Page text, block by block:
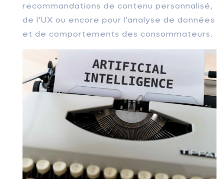
recommandations de contenu personnalisé,
de l’UX ou encore pour l'analyse de données
et de comportements des consommateurs.